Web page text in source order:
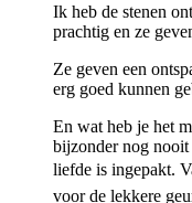
Ik heb de stenen
prachtig en ze
Ze geven een
erg goed kunnen
En wat heb je het
bijzonder nog nooit
liefde is ingepakt.
voor de lekkere